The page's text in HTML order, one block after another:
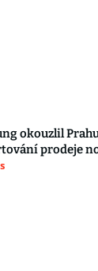
okouzlil
prodeje